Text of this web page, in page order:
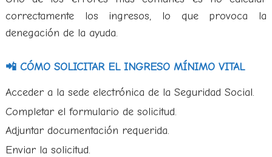
correctamente los ingresos, lo que provoca la
denegación de la ayuda.
📲 CÓMO SOLICITAR EL INGRESO MÍNIMO VITAL
Acceder a la sede electrónica de la Seguridad Social.
Completar el formulario de solicitud.
Adjuntar documentación requerida.
Enviar la solicitud.